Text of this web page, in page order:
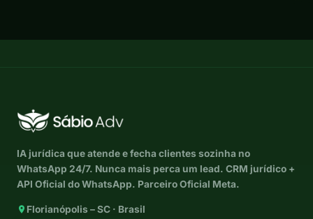
IA jurídica que atende e fecha clientes sozinha no
WhatsApp 24/7. Nunca mais perca um lead. CRM jurídico +
API Oficial do WhatsApp. Parceiro Oficial Meta.
Florianópolis – SC · Brasil